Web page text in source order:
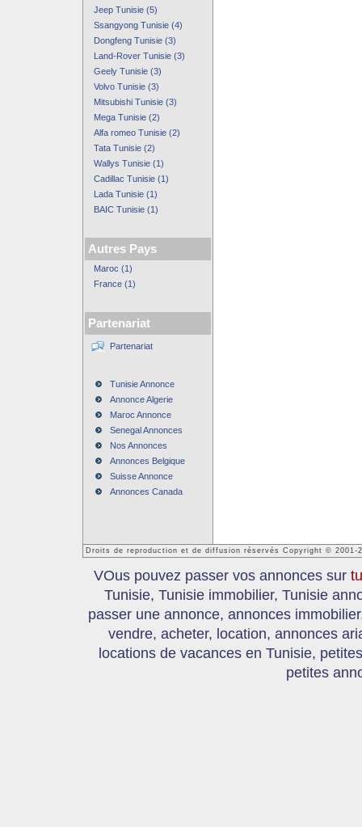
Jeep Tunisie (5)
Ssangyong Tunisie (4)
Dongfeng Tunisie (3)
Land-Rover Tunisie (3)
Geely Tunisie (3)
Volvo Tunisie (3)
Mitsubishi Tunisie (3)
Mega Tunisie (2)
Alfa romeo Tunisie (2)
Tata Tunisie (2)
Wallys Tunisie (1)
Cadillac Tunisie (1)
Lada Tunisie (1)
BAIC Tunisie (1)
Autres Pays
Maroc (1)
France (1)
Partenariat
Partenariat
Tunisie Annonce
Annonce Algerie
Maroc Annonce
Senegal Annonces
Nos Annonces
Annonces Belgique
Suisse Annonce
Annonces Canada
Droits de reproduction et de diffusion réservés Copyright © 2001-
VOus pouvez passer vos annonces sur
Tunisie, Tunisie immobilier, Tunisie
passer une annonce, annonces
vendre, acheter, location, annonces
locations de vacances en Tunisie,
petites